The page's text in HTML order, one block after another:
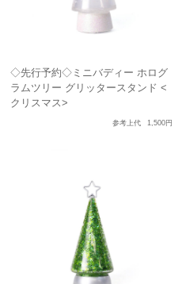
◇先行予約◇ミニバディー ホログ
ラムツリー グリッタースタンド <
クリスマス>
参考上代 1,500円